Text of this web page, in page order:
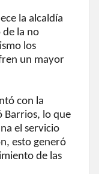
la alcaldía
de la no
los
un mayor
con la
Barrios, lo que
el servicio
esto generó
de las